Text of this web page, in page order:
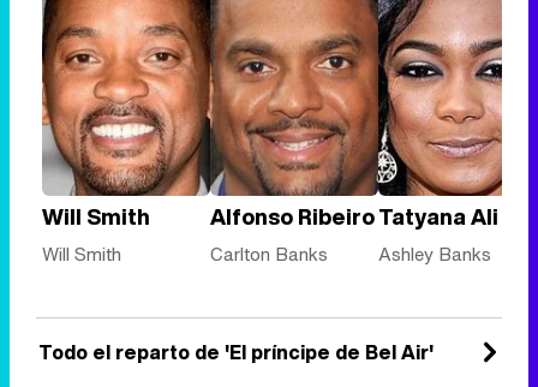
Will Smith
Will Smith
Alfonso Ribeiro
Carlton Banks
Tatyana Ali
Ashley Banks
Todo el reparto de 'El príncipe de Bel Air'